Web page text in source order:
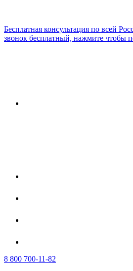
Бесплатная консультация по всей
звонок бесплатный, нажмите чтобы
8 800 700-11-82